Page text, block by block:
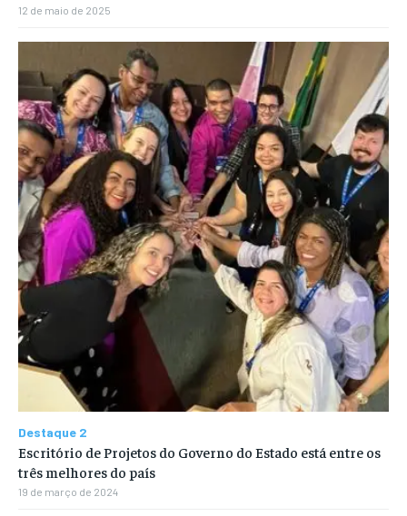
12 de maio de 2025
Destaque 2
Escritório de Projetos do Governo do Estado está entre os
três melhores do país
19 de março de 2024